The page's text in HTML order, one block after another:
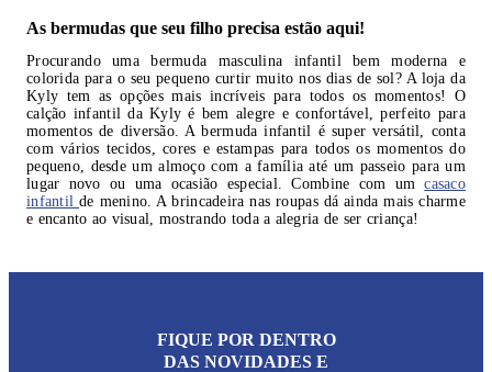
As bermudas que seu filho precisa estão aqui!
Procurando uma bermuda masculina infantil bem moderna e
colorida para o seu pequeno curtir muito nos dias de sol? A loja da
Kyly tem as opções mais incríveis para todos os momentos! O
calção infantil da Kyly é bem alegre e confortável, perfeito para
momentos de diversão. A bermuda infantil é super versátil, conta
com vários tecidos, cores e estampas para todos os momentos do
pequeno, desde um almoço com a família até um passeio para um
lugar novo ou uma ocasião especial. Combine com umcasaco
infantilde menino. A brincadeira nas roupas dá ainda mais charme
e encanto ao visual, mostrando toda a alegria de ser criança!
FIQUE POR DENTRO
DAS NOVIDADES E